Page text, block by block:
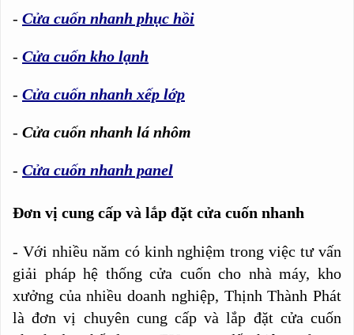
- Cửa cuốn nhanh phục hồi
- Cửa cuốn kho lạnh
- Cửa cuốn nhanh xếp lớp
- Cửa cuốn nhanh lá nhôm
- Cửa cuốn nhanh panel
Đơn vị cung cấp và lắp đặt cửa cuốn nhanh
- Với nhiều năm có kinh nghiệm trong việc tư vấn
giải pháp hệ thống cửa cuốn cho nhà máy, kho
xưởng của nhiều doanh nghiệp, Thịnh Thành Phát
là đơn vị chuyên cung cấp và lắp đặt cửa cuốn